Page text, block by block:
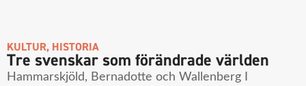
KULTUR, HISTORIA
Tre svenskar som förändrade världen
Hammarskjöld, Bernadotte och Wallenberg I